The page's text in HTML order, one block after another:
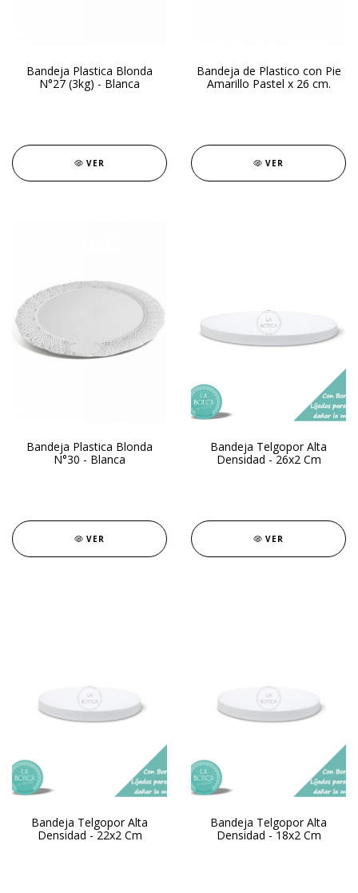
Bandeja Plastica Blonda
N°27 (3kg) - Blanca
VER
Bandeja de Plastico con Pie
Amarillo Pastel x 26 cm.
VER
Bandeja Plastica Blonda
N°30 - Blanca
VER
Bandeja Telgopor Alta
Densidad - 26x2 Cm
VER
Bandeja Telgopor Alta
Densidad - 22x2 Cm
Bandeja Telgopor Alta
Densidad - 18x2 Cm